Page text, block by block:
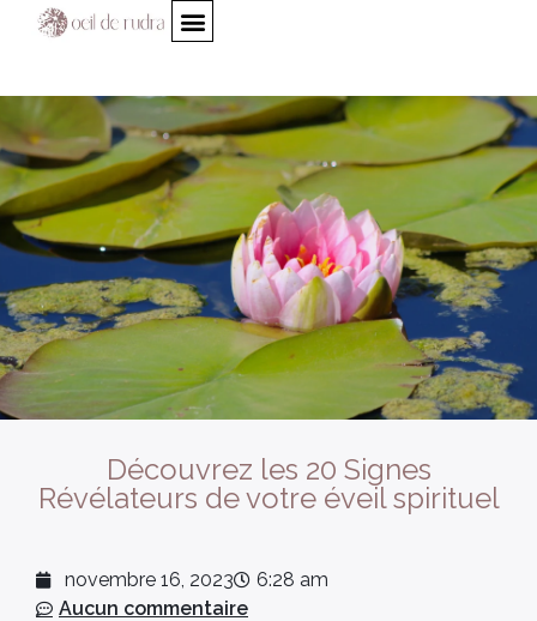
Découvrez les 20 Signes
Révélateurs de votre éveil spirituel
novembre 16, 2023
6:28 am
Aucun commentaire